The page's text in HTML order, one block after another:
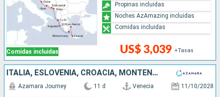
Comidas incluidas US$ 3,039 +Tasas
Propinas incluidas
Noches AzAmazing incluidas
Comidas incluidas
ITALIA, ESLOVENIA, CROACIA, MONTENEGRO, GRECIA
Azamara Journey 11 d Venecia 11/10/2028